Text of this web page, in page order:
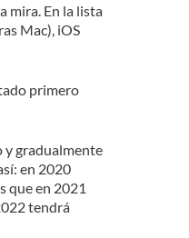
mira. En la lista
Mac), iOS
primero
y gradualmente
en 2020
que en 2021
tendrá